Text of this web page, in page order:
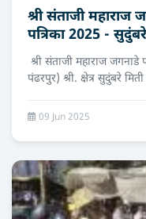
श्री संताजी महाराज
पत्रिका 2025 -
श्री संताजी महाराज जगनाडे
पंढरपुर) श्री. क्षेत्र सुदुंबरे
09 Jun 2025